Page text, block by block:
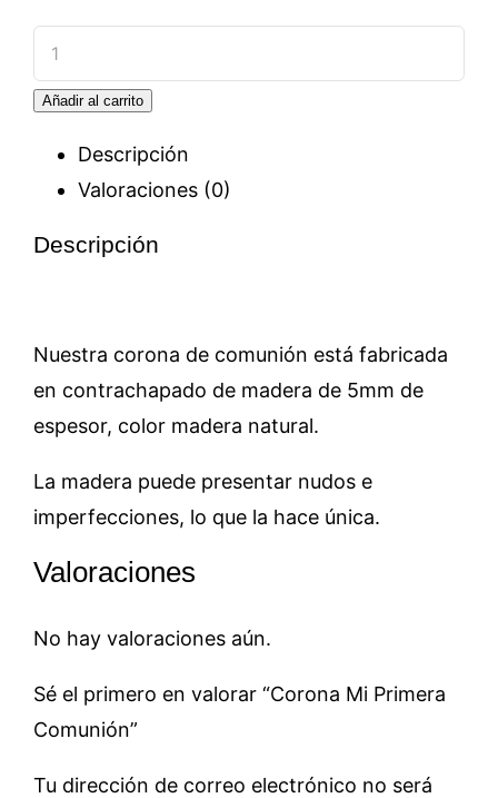
Corona
Mi
Primera
Comunión
cantidad
Añadir al carrito
Descripción
Valoraciones (0)
Descripción
Nuestra corona de comunión está fabricada
en contrachapado de madera de 5mm de
espesor, color madera natural.
La madera puede presentar nudos e
imperfecciones, lo que la hace única.
Valoraciones
No hay valoraciones aún.
Sé el primero en valorar “Corona Mi Primera
Comunión”
Tu dirección de correo electrónico no será